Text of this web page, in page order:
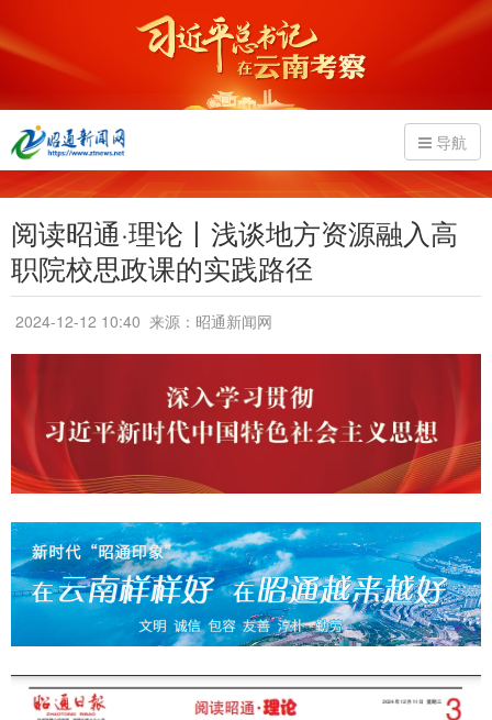
导航
阅读昭通·理论丨浅谈地方资源融入高
职院校思政课的实践路径
2024-12-12 10:40 来源：昭通新闻网